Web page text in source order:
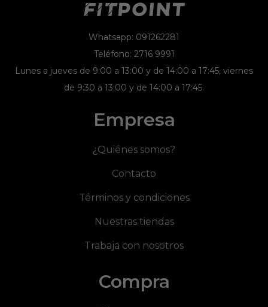
Whatsapp: 091262281
Teléfono: 2716 9991
Lunes a jueves de 9:00 a 13:00 y de 14:00 a 17:45, viernes
de 9:30 a 13:00 y de 14:00 a 17:45.
Empresa
¿Quiénes somos?
Contacto
Términos y condiciones
Nuestras tiendas
Trabaja con nosotros
Compra